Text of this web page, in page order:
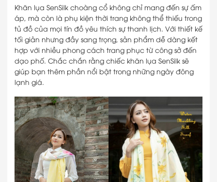
Khăn lụa SenSilk choàng cổ không chỉ mang đến sự ấm
áp, mà còn là phụ kiện thời trang không thể thiếu trong
tủ đồ của mọi tín đồ yêu thích sự thanh lịch. Với thiết kế
tối giản nhưng đầy sang trọng, sản phẩm dễ dàng kết
hợp với nhiều phong cách trang phục từ công sở đến
dạo phố. Chắc chắn rằng chiếc khăn lụa SenSilk sẽ
giúp bạn thêm phần nổi bật trong những ngày đông
lạnh giá.